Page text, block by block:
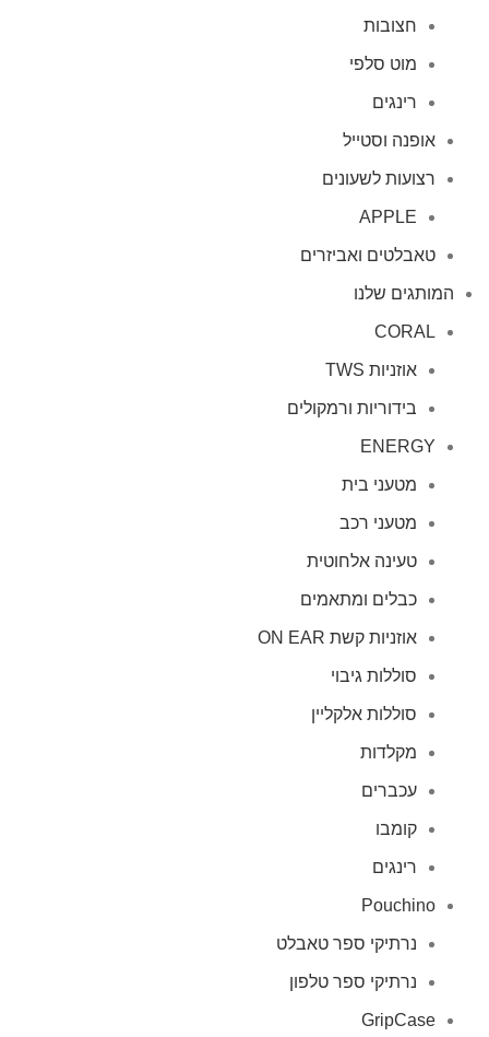
חצובות
מוט סלפי
רינגים
אופנה וסטייל
רצועות לשעונים
APPLE
טאבלטים ואביזרים
המותגים שלנו
CORAL
אוזניות TWS
בידוריות ורמקולים
ENERGY
מטעני בית
מטעני רכב
טעינה אלחוטית
כבלים ומתאמים
אוזניות קשת ON EAR
סוללות גיבוי
סוללות אלקליין
מקלדות
עכברים
קומבו
רינגים
Pouchino
נרתיקי ספר טאבלט
נרתיקי ספר טלפון
GripCase